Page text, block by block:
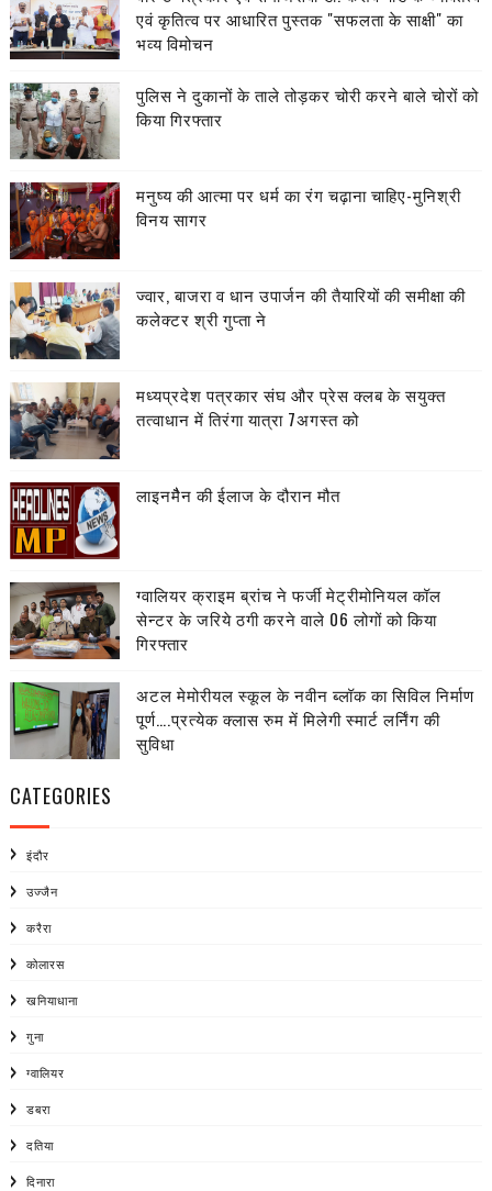
एवं कृतित्व पर आधारित पुस्तक "सफलता के साक्षी" का
भव्य विमोचन
पुलिस ने दुकानों के ताले तोड़कर चोरी करने बाले चोरों को
किया गिरफ्तार
मनुष्य की आत्मा पर धर्म का रंग चढ़ाना चाहिए-मुनिश्री
विनय सागर
ज्वार, बाजरा व धान उपार्जन की तैयारियों की समीक्षा की
कलेक्टर श्री गुप्ता ने
मध्यप्रदेश पत्रकार संघ और प्रेस क्लब के सयुक्त
तत्वाधान में तिरंगा यात्रा 7अगस्त को
लाइनमैैन की ईलाज के दौरान मौत
ग्वालियर क्राइम ब्रांच ने फर्जी मेट्रीमोनियल कॉल
सेन्टर के जरिये ठगी करने वाले 06 लोगों को किया
गिरफ्तार
अटल मेमोरीयल स्कूल के नवीन ब्लॉक का सिविल निर्माण
पूर्ण….प्रत्येक क्लास रुम में मिलेगी स्मार्ट लर्निंग की
सुविधा
CATEGORIES
इंदौर
उज्जैन
करैरा
कोलारस
खनियाधाना
गुना
ग्वालियर
डबरा
दतिया
दिनारा